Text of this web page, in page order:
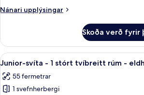
tvíbreitt
reyklaust
Nánari upplýsingar
Nánari
svíta
1
rúm
Skoða verð fyrir
Skoða
allar
myndir
fyrir
42-tommu
9
Junior-svíta - 1 stórt tvíbreitt rúm -
55 fermetrar
1 svefnherbergi